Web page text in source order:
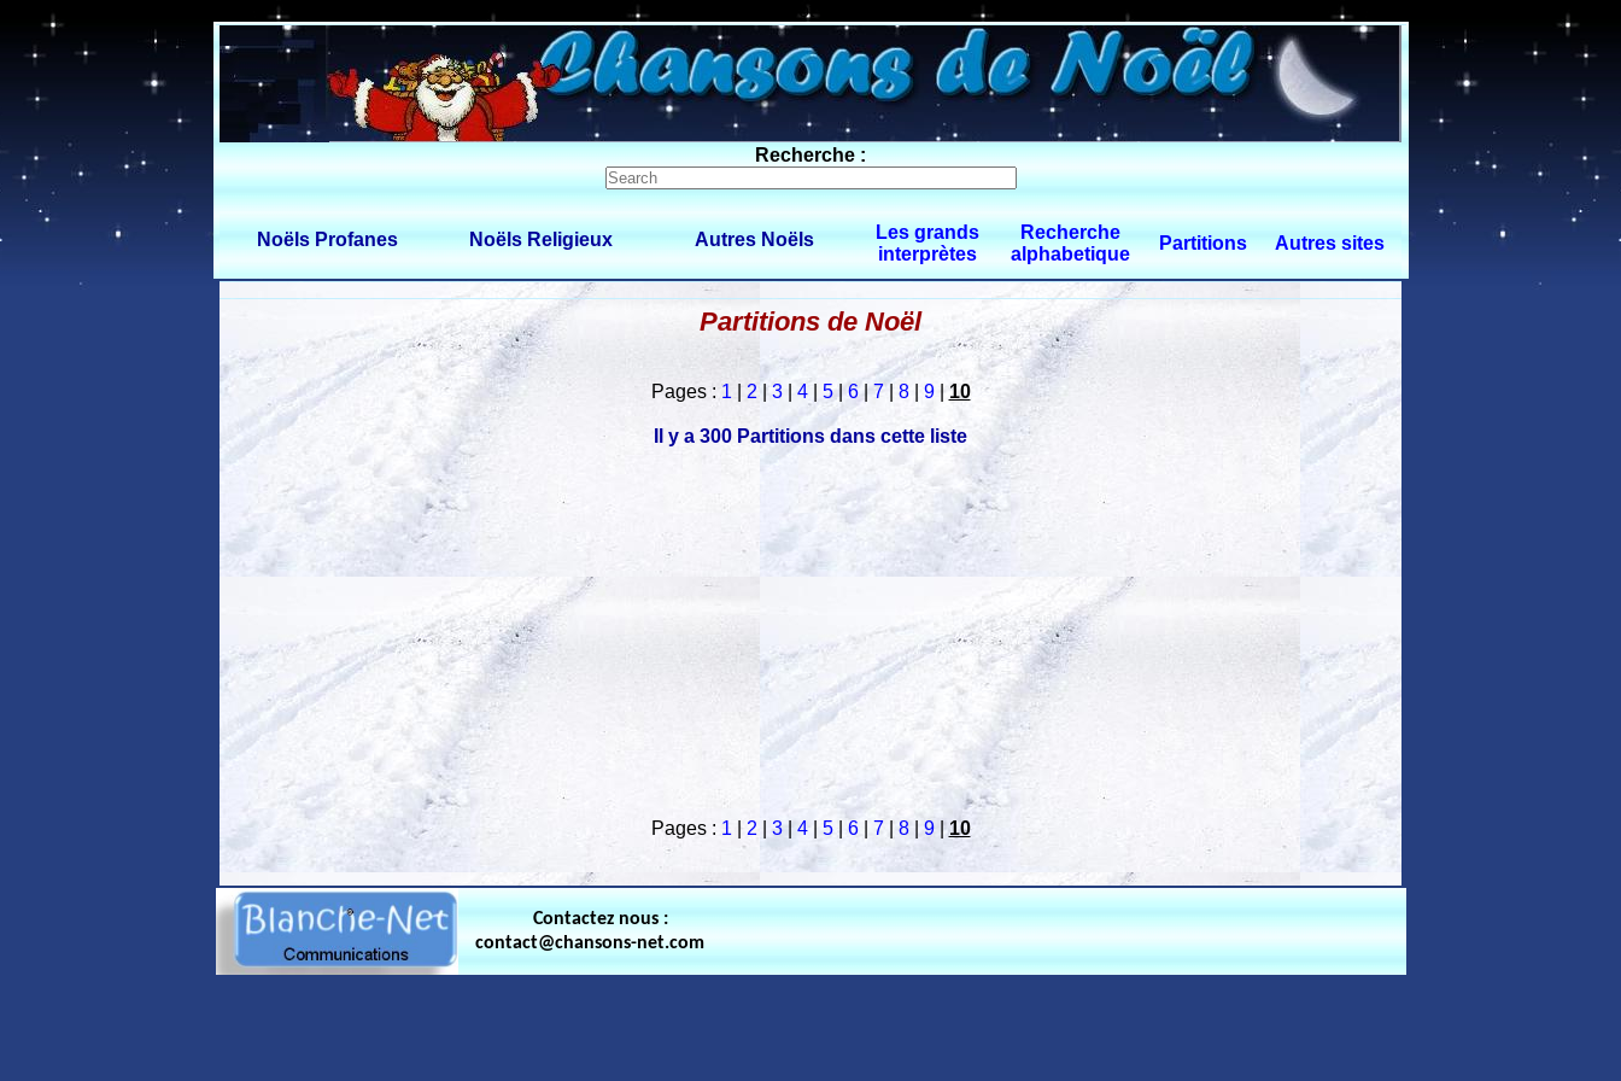
270 $limitbot 1 $limittot 2
Recherche :
Noëls Profanes Noëls Religieux Autres Noëls
Les grands
interprètes
Recherche
alphabetique
Partitions Autres sites
Partitions de Noël
Pages : 1 2 |3| 4| 5| 6| 7| 8| 9| 10
Il y a 300 Partitions dans cette liste
Pages : 1 | 2 3| 4| 5| 6| 7| 8| 9|10
Contactez nous :
contact@chansons-net.com